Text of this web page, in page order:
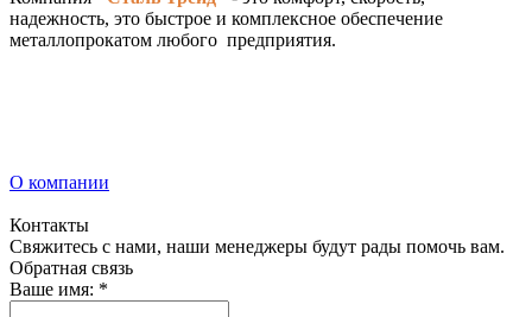
надежность, это быстрое и комплексное обеспечение
металлопрокатом любого предприятия.
О компании
Контакты
Свяжитесь с нами, наши менеджеры будут рады помочь вам.
Обратная связь
Ваше имя: *